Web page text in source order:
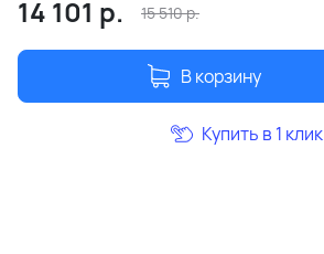
14 101 р. 15 510р.
В корзину
Купить в 1 клик